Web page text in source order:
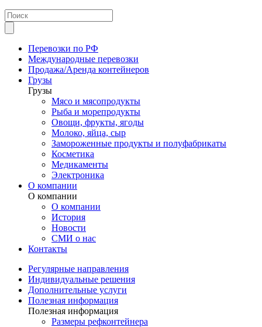
Перевозки по РФ
Международные перевозки
Продажа/Аренда контейнеров
Грузы
Грузы
Мясо и мясопродукты
Рыба и морепродукты
Овощи, фрукты, ягоды
Молоко, яйца, сыр
Замороженные продукты и полуфабрикаты
Косметика
Медикаменты
Электроника
О компании
О компании
О компании
История
Новости
СМИ о нас
Контакты
Регулярные направления
Индивидуальные решения
Дополнительные услуги
Полезная информация
Полезная информация
Размеры рефконтейнера